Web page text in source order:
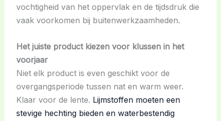
vochtigheid van het oppervlak en de tijdsdruk die
vaak voorkomen bij buitenwerkzaamheden.
Het juiste product kiezen voor klussen in het
voorjaar
Niet elk product is even geschikt voor de
overgangsperiode tussen nat en warm weer.
Klaar voor de lente. Lijmstoffen moeten een
stevige hechting bieden en waterbestendig